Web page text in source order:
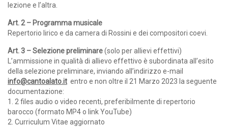
lezione e l’altra.
Art. 2 – Programma musicale
Repertorio lirico e da camera di Rossini e dei compositori coevi.
Art. 3 – Selezione preliminare(solo per allievi effettivi)
L’ammissione in qualità di allievo effettivo è subordinata all’esito
della selezione preliminare, inviando all’indirizzo e-mail
info@cantoalato.it entro e non oltre il 21 Marzo 2023 la seguente
documentazione:
1. 2 files audio o video recenti, preferibilmente di repertorio
barocco (formato MP4 o link YouTube)
2. Curriculum Vitae aggiornato